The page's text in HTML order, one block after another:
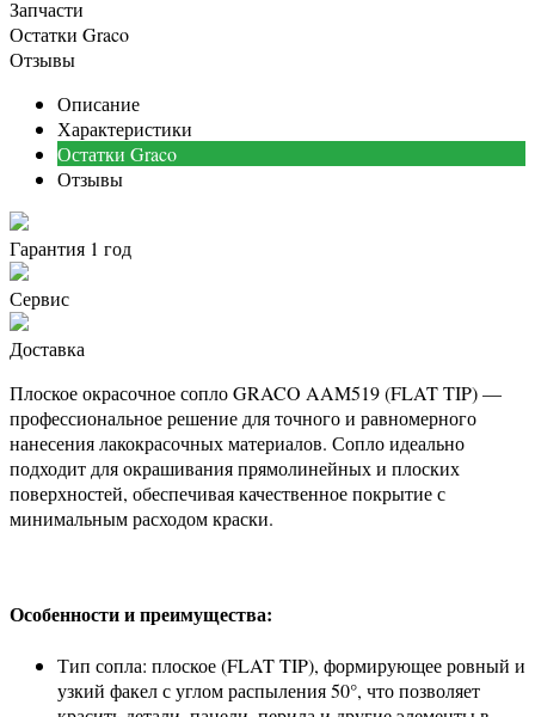
Запчасти
Остатки Graco
Отзывы
Описание
Характеристики
Остатки Graco
Отзывы
Гарантия 1 год
Сервис
Доставка
Плоское окрасочное сопло GRACO AAM519 (FLAT TIP) —
профессиональное решение для точного и равномерного
нанесения лакокрасочных материалов. Сопло идеально
подходит для окрашивания прямолинейных и плоских
поверхностей, обеспечивая качественное покрытие с
минимальным расходом краски.
Особенности и преимущества:
Тип сопла: плоское (FLAT TIP), формирующее ровный и
узкий факел с углом распыления 50°, что позволяет